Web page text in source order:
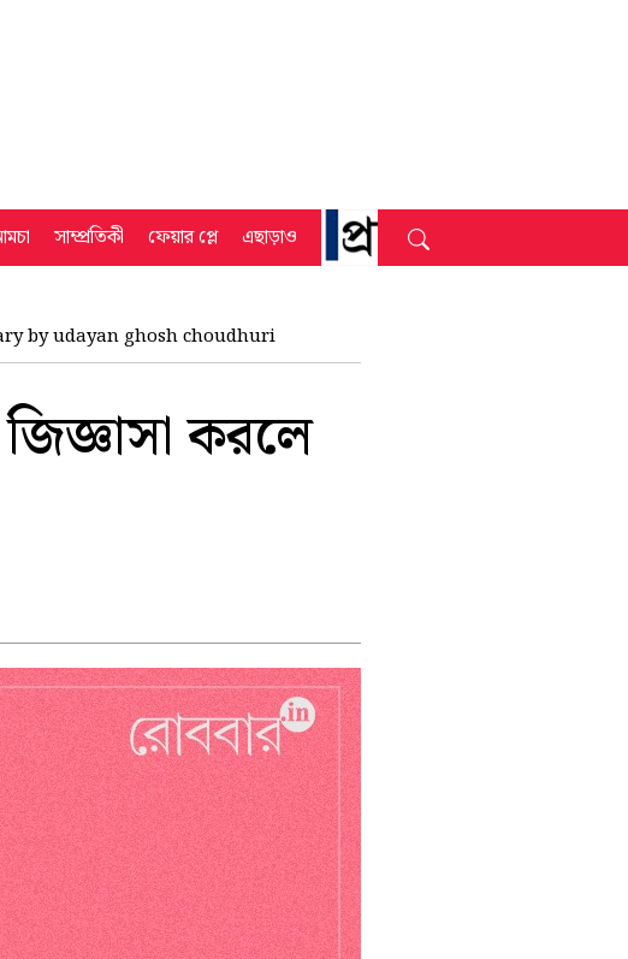
সাম্প্রতিকী ফেয়ার প্লে এছাড়াও
by udayan ghosh choudhuri
জিজ্ঞাসা করলে